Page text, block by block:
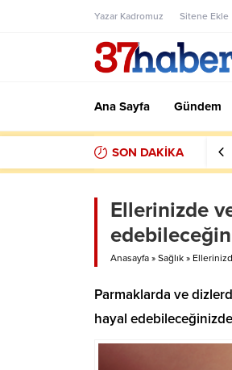
Yazar Kadromuz Sitene Ekle
Ana Sayfa Gündem
SON DAKİKA
Ellerinizde
Anasayfa » Sağlık »
Parmaklarda ve
hayal